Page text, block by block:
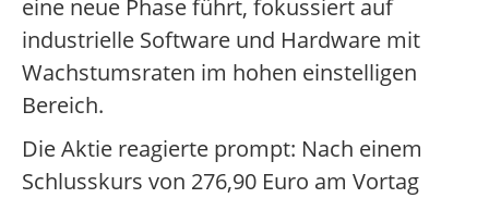
eine neue Phase führt, fokussiert auf
industrielle Software und Hardware mit
Wachstumsraten im hohen einstelligen
Bereich.
Die Aktie reagierte prompt: Nach einem
Schlusskurs von 276,90 Euro am Vortag